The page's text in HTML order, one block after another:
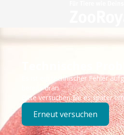
Technisches
Es ist ein technischer Fehler
bereits dran.
Bitte versuchen Sie es später
Erneut versuchen